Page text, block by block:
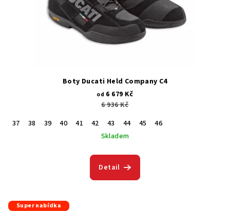
Boty Ducati Held Company C4
od 6 679 Kč
6 936 Kč
37
38 39 40 41 42 43 44 45
46
Skladem
Detail
Super nabídka